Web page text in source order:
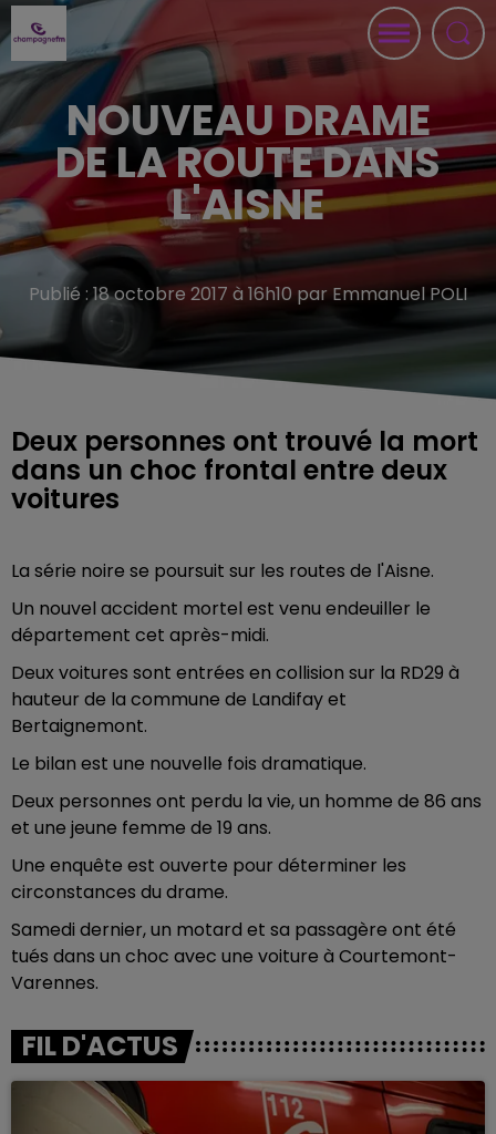
NOUVEAU DRAME
DE LA ROUTE DANS
L'AISNE
Publié : 18 octobre 2017 à 16h10 par Emmanuel POLI
Deux personnes ont trouvé la mort
dans un choc frontal entre deux
voitures
La série noire se poursuit sur les routes de l'Aisne.
Un nouvel accident mortel est venu endeuiller le
département cet après-midi.
Deux voitures sont entrées en collision sur la RD29 à
hauteur de la commune de Landifay et
Bertaignemont.
Le bilan est une nouvelle fois dramatique.
Deux personnes ont perdu la vie, un homme de 86 ans
et une jeune femme de 19 ans.
Une enquête est ouverte pour déterminer les
circonstances du drame.
Samedi dernier, un motard et sa passagère ont été
tués dans un choc avec une voiture à Courtemont-
Varennes.
FIL D'ACTUS